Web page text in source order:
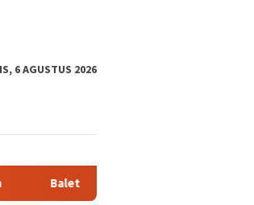
6 AGUSTUS 2026
klasik dan Jazz Pada 20 Desember 2025